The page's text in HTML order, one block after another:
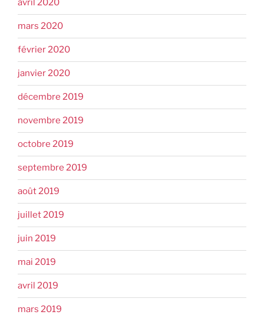
avril 2020
mars 2020
février 2020
janvier 2020
décembre 2019
novembre 2019
octobre 2019
septembre 2019
août 2019
juillet 2019
juin 2019
mai 2019
avril 2019
mars 2019